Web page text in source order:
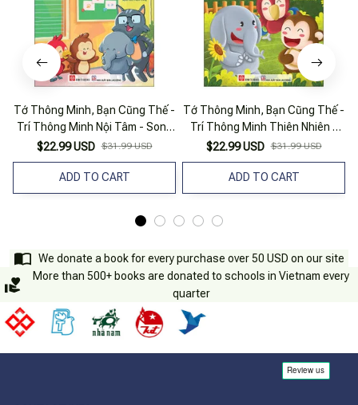
Tớ Thông Minh, Bạn Cũng Thế -
Trí Thông Minh Nội Tâm - Song
Ngữ Việt-Anh
$22.99 USD $31.99 USD
ADD TO CART
Tớ Thông Minh, Bạn Cũng Thế -
Trí Thông Minh Thiên Nhiên -
Song Ngữ Việt-Anh
$22.99 USD $31.99 USD
ADD TO CART
We donate a book for every purchase over 50 USD on our site
More than 500+ books are donated to schools in Vietnam every
quarter